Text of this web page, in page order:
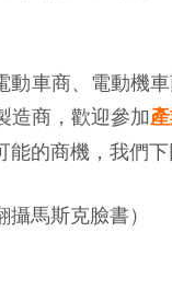
車商、電動機車
造商，歡迎參加
的商機，我們下
攝馬斯克臉書）